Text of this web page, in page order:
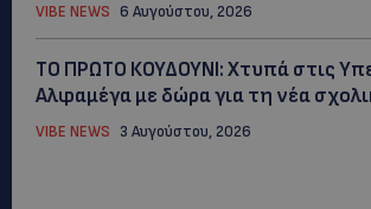
VIBE NEWS 6 Αυγούστου, 2026
ΤΟ ΠΡΩΤΟ ΚΟΥΔΟΥΝΙ: Xτυπά στις
Αλφαμέγα με δώρα για τη νέα
VIBE NEWS 3 Αυγούστου, 2026